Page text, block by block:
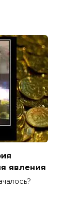
явления